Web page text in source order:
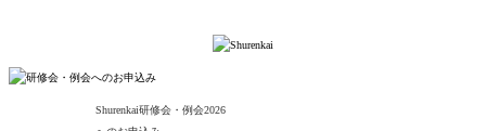
Shurenkai研修会・例会2026